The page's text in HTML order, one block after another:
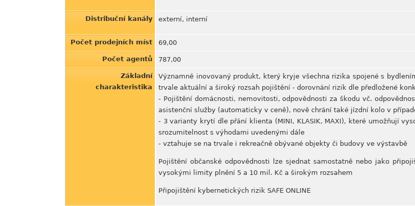
Distribuční kanály externí, interní
Počet prodejních míst 69,00
Počet agentů 787,00
Základní
charakteristika
Významně inovovaný produkt, který kryje všechna rizika spojené s
trvale aktuální a široký rozsah pojištění - dorovnání rizik dle předložené
- Pojištění domácnosti, nemovitosti, odpovědnosti za škodu vč.
asistenční služby (automaticky v ceně), nově chrání také jízdní kolo v
- 3 varianty krytí dle přání klienta (MINI, KLASIK, MAXI), které umožňují
srozumitelnost s výhodami uvedenými dále
- vztahuje se na trvale i rekreačně obývané objekty či budovy ve výstavbě
Pojištění občanské odpovědnosti lze sjednat samostatně nebo jako
vysokými limity plnění 5 a 10 mil. Kč a širokým rozsahem
Připojištění kybernetických rizik SAFE ONLINE